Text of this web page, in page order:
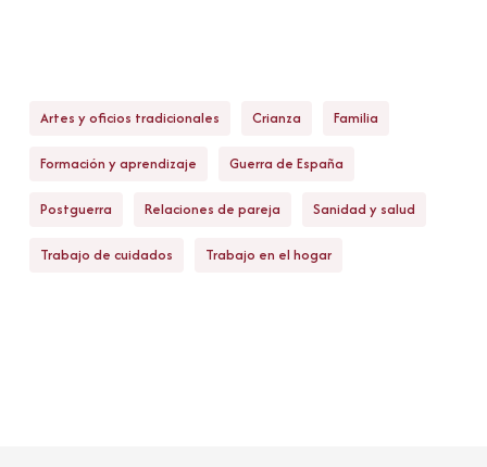
Artes y oficios tradicionales Crianza Familia
Formación y aprendizaje Guerra de España
Postguerra Relaciones de pareja Sanidad y salud
Trabajo de cuidados Trabajo en el hogar